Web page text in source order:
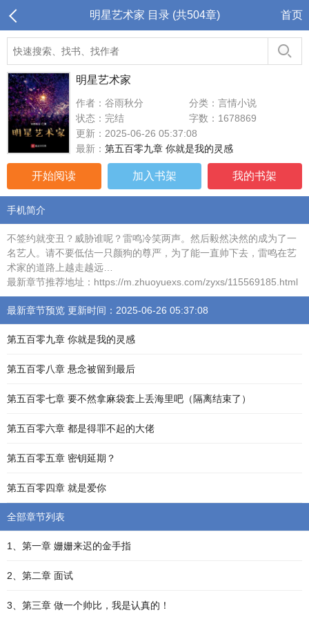
明星艺术家 目录 (共504章) 首页
明星艺术家
作者：谷雨秋分
分类：言情小说
状态：完结
字数：1678869
更新：2025-06-26 05:37:08
最新： 第五百零九章 你就是我的灵感
开始阅读 加入书架 我的书架
手机简介
不签约就变丑？威胁谁呢？雷鸣冷笑两声。然后毅然决然的成为了一
名艺人。请不要低估一只颜狗的尊严，为了能一直帅下去，雷鸣在艺
术家的道路上越走越远…
最新章节推荐地址：https://m.zhuoyuexs.com/zyxs/115569185.html
最新章节预览 更新时间：2025-06-26 05:37:08
第五百零九章 你就是我的灵感
第五百零八章 悬念被留到最后
第五百零七章 要不然拿麻袋套上丢海里吧（隔离结束了）
第五百零六章 都是得罪不起的大佬
第五百零五章 密钥延期？
第五百零四章 就是爱你
全部章节列表
1、第一章 姗姗来迟的金手指
2、第二章 面试
3、第三章 做一个帅比，我是认真的！